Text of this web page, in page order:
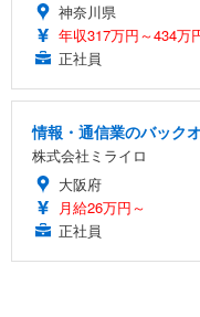
神奈川県
年収317万円～434万
正社員
情報・通信業のバック
株式会社ミライロ
大阪府
月給26万円～
正社員